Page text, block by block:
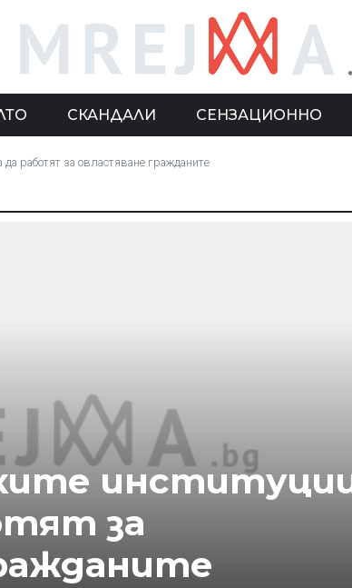
СКАНДАЛИ СЕНЗАЦИОННО
работят за овластяване гражданите
за